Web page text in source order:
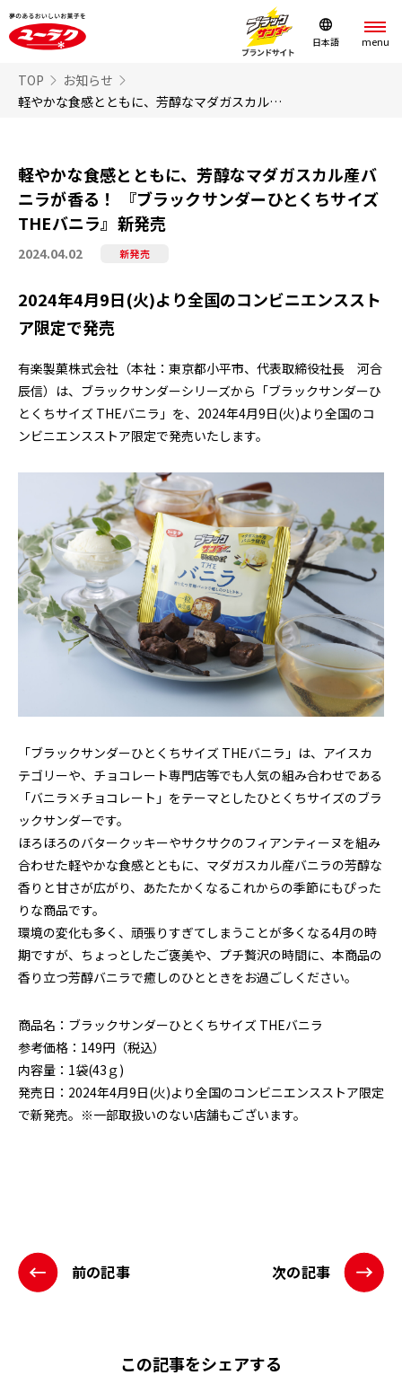
日本語
TOP
お知らせ
軽やかな食感とともに、芳醇なマダガスカル産バニラが香る！ 『ブラックサンダーひとくちサイズ THEバニラ』新発売
軽やかな食感とともに、芳醇なマダガスカル産バ
ニラが香る！ 『ブラックサンダーひとくちサイズ
THEバニラ』新発売
2024.04.02 新発売
2024年4月9日(火)より全国のコンビニエンススト
ア限定で発売
有楽製菓株式会社（本社：東京都小平市、代表取締役社長 河合
辰信）は、ブラックサンダーシリーズから「ブラックサンダーひ
とくちサイズ THEバニラ」を、 2024年4月9日(火)より全国のコ
ンビニエンスストア限定で発売いたします。
「ブラックサンダーひとくちサイズ THEバニラ」は、アイスカ
テゴリーや、チョコレート専門店等でも人気の組み合わせである
「バニラ×チョコレート」をテーマとしたひとくちサイズのブラ
ックサンダーです。
ほろほろのバタークッキーやサクサクのフィアンティーヌを組み
合わせた軽やかな食感とともに、マダガスカル産バニラの芳醇な
香りと甘さが広がり、あたたかくなるこれからの季節にもぴった
りな商品です。
環境の変化も多く、頑張りすぎてしまうことが多くなる4月の時
期ですが、ちょっとしたご褒美や、プチ贅沢の時間に、本商品の
香り立つ芳醇バニラで癒しのひとときをお過ごしください。
商品名：ブラックサンダーひとくちサイズ THEバニラ
参考価格：149円（税込）
内容量：1袋(43ｇ)
発売日： 2024年4月9日(火)より全国のコンビニエンスストア限定
で新発売。※一部取扱いのない店舗もございます。
前の記事 次の記事
この記事をシェアする